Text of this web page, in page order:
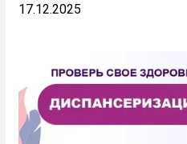
17.12.2025